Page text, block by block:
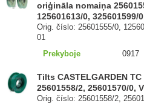
oriģināla nomaiņa
125601613/0, 325601599/
Orig. číslo: 25601555/0,
01
Prekyboje
0917
Tilts CASTELGARDEN
25601558/2, 25601570/0,
Orig. číslo: 25601558/2,